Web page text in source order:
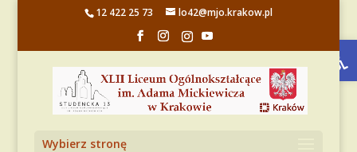
12 422 25 73 lo42@mjo.krakow.pl
Wybierz stronę